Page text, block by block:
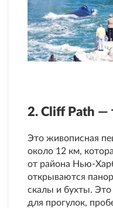
2. Cliff Path —
Это живописная
около 12 км,
от района Нью-
открываются
скалы и бухты.
для прогулок,